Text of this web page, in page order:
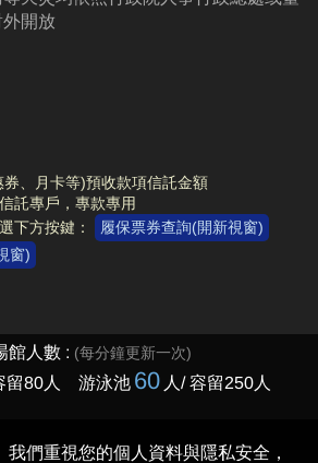
開放
、月卡等)預收款項信託金額
託專戶，專款專用
下方按鍵：
履保票券查詢(開新視窗)
窗)